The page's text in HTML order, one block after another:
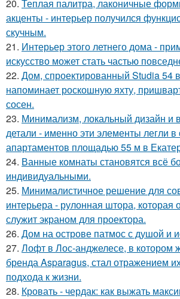
20. Теплая палитра, лаконичные
акценты - интерьер получился
скучным.
21. Интерьер этого летнего дома -
искусство может стать частью
22. Дом, спроектированный Studia 54
напоминает роскошную яхту,
сосен.
23. Минимализм, локальный дизайн и
детали - именно эти элементы легли в
апартаментов площадью 55 м в
24. Ванные комнаты становятся всё
индивидуальными.
25. Минималистичное решение для
интерьера - рулонная штора, которая
служит экраном для проектора.
26. Дом на острове патмос с душой и
27. Лофт в Лос-анджелесе, в котором
бренда Asparagus, стал отражением
подхода к жизни.
28. Кровать - чердак: как выжать